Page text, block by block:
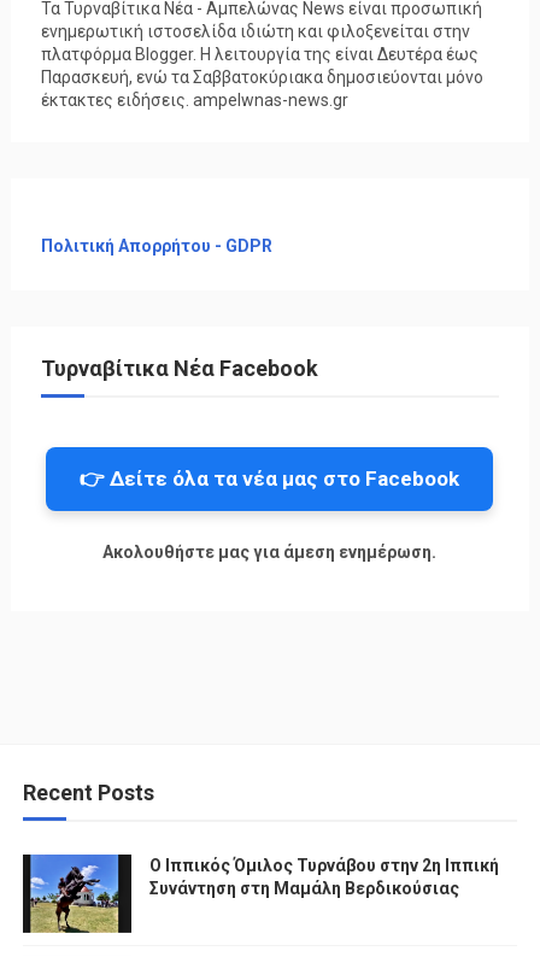
Τα Τυρναβίτικα Νέα - Αμπελώνας News είναι προσωπική
ενημερωτική ιστοσελίδα ιδιώτη και φιλοξενείται στην
πλατφόρμα Blogger. Η λειτουργία της είναι Δευτέρα έως
Παρασκευή, ενώ τα Σαββατοκύριακα δημοσιεύονται μόνο
έκτακτες ειδήσεις. ampelwnas-news.gr
Πολιτική Απορρήτου - GDPR
Τυρναβίτικα Νέα Facebook
👉 Δείτε όλα τα νέα μας στο Facebook
Ακολουθήστε μας για άμεση ενημέρωση.
Recent Posts
Ο Ιππικός Όμιλος Τυρνάβου στην 2η Ιππική
Συνάντηση στη Μαμάλη Βερδικούσιας